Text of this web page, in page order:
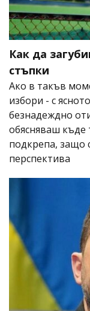
Как да
стъпки
Ако в такъв
избори - с
безнадеждно
обясняваш къде
подкрепа, защо
перспектива